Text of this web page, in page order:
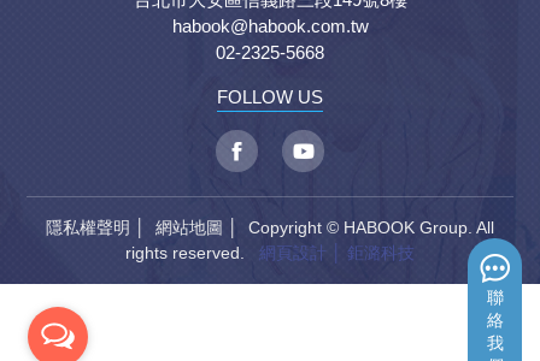
聯
絡
我
habook@habook.com.tw
02-2325-5668
FOLLOW US
隱私權聲明 網站地圖
│ Copyright © HABOOK Group. All
rights reserved. 網頁設計 │ 鉅潞科技